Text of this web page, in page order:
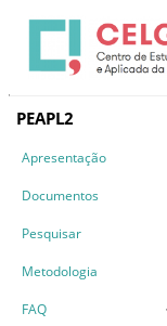
PEAPL2
Apresentação
Documentos
Pesquisar
Metodologia
FAQ